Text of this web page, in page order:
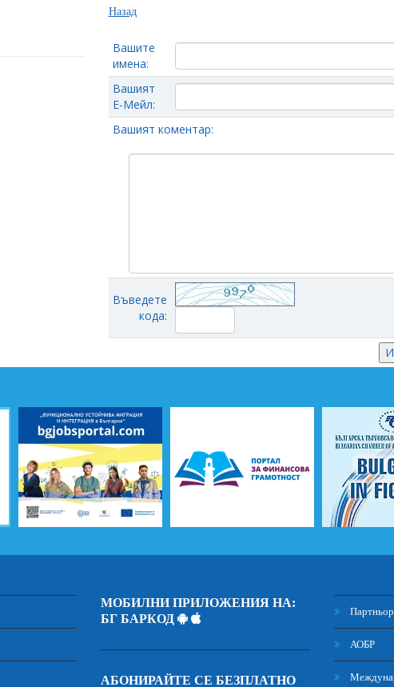
Назад
Вашите
имена:
Вашият
Е-Мейл:
Вашият коментар:
Въведете
кода:
МОБИЛНИ ПРИЛОЖЕНИЯ НА:
БГ БАРКОД
АБОНИРАЙТЕ СЕ БЕЗПЛАТНО
АОБР